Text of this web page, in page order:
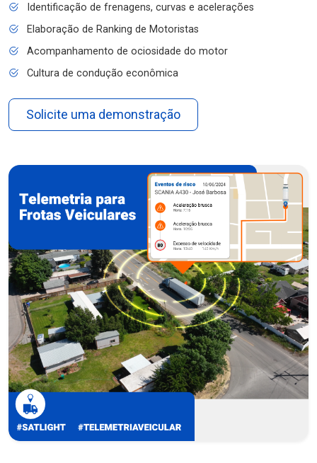
Identificação de frenagens, curvas e acelerações
Elaboração de Ranking de Motoristas
Acompanhamento de ociosidade do motor
Cultura de condução econômica
Solicite uma demonstração